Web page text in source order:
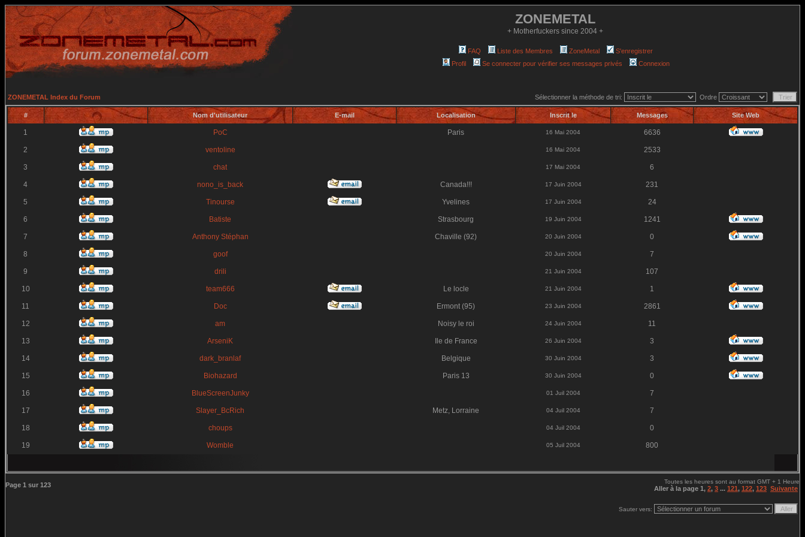
ZONEMETAL
+ Motherfuckers since 2004 +
FAQ Liste des Membres ZoneMetal
S'enregistrer
Profil
Se connecter pour vérifier ses messages privés Connexion
ZONEMETAL Index du Forum Sélectionner la méthode de tri: Ordre
# Nom d'utilisateur E-mail Localisation Inscrit le Messages Site Web
1 PoC Paris 16 Mai 2004 6636
2 ventoline 16 Mai 2004 2533
3 chat 17 Mai 2004 6
4 nono_is_back Canada!!! 17 Juin 2004 231
5 Tinourse Yvelines 17 Juin 2004 24
6 Batiste Strasbourg 19 Juin 2004 1241
7 Anthony Stéphan Chaville (92) 20 Juin 2004 0
8 goof 20 Juin 2004 7
9 drili 21 Juin 2004 107
10 team666 Le locle 21 Juin 2004 1
11 Doc Ermont (95) 23 Juin 2004 2861
12 am Noisy le roi 24 Juin 2004 11
13 ArseniK Ile de France 26 Juin 2004 3
14 dark_branlaf Belgique 30 Juin 2004 3
15 Biohazard Paris 13 30 Juin 2004 0
16 BlueScreenJunky 01 Juil 2004 7
17 Slayer_BcRich Metz, Lorraine 04 Juil 2004 7
18 choups 04 Juil 2004 0
19 Womble 05 Juil 2004 800
Page 1 sur 123 Toutes les heures sont au format GMT + 1 Heure
Aller à la page 1, 2, 3 ... 121, 122, 123 Suivante
Sauter vers: